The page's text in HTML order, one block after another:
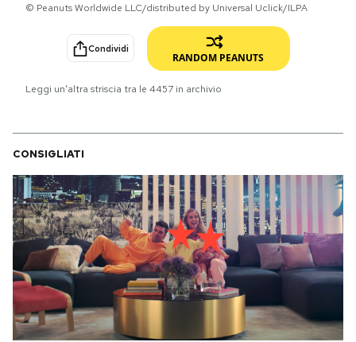
NEWSLETTER
I MIEI PREFERITI
SHOP
CALENDARIO
AREA PERSONALE
Area Personale
© Peanuts Worldwide LLC/distributed by Universal Uclick/ILPA
Condividi
RANDOM PEANUTS
Leggi un'altra striscia tra le 4457 in archivio
CONSIGLIATI